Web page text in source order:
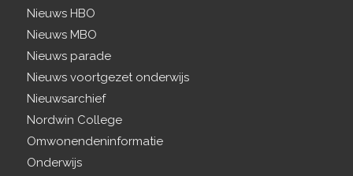
Nieuws HBO
Nieuws MBO
Nieuws parade
Nieuws voortgezet onderwijs
Nieuwsarchief
Nordwin College
Omwonendeninformatie
Onderwijs